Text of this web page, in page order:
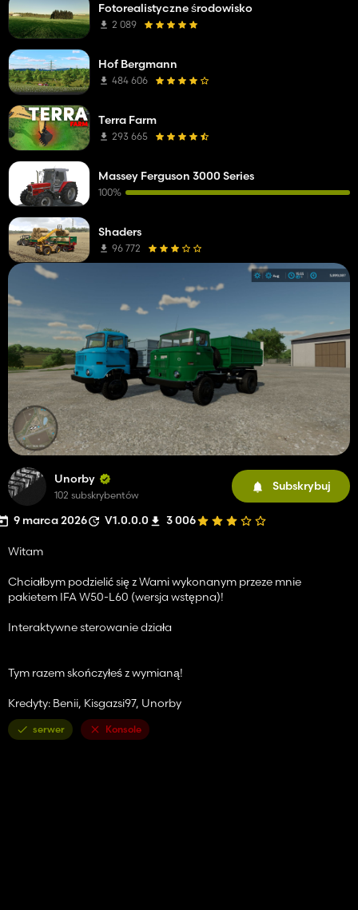
Unorby
102 subskrybentów
Subskrybuj
9 marca 2026 V1.0.0.0 3 006
Witam
Chciałbym podzielić się z Wami wykonanym przeze mnie
pakietem IFA W50-L60 (wersja wstępna)!
Interaktywne sterowanie działa
Tym razem skończyłeś z wymianą!
Kredyty: Benii, Kisgazsi97, Unorby
serwer Konsole
Fotorealistyczne środowisko
2 089
Hof Bergmann
484 606
Terra Farm
293 665
Massey Ferguson 3000 Series
100%
Shaders
96 772